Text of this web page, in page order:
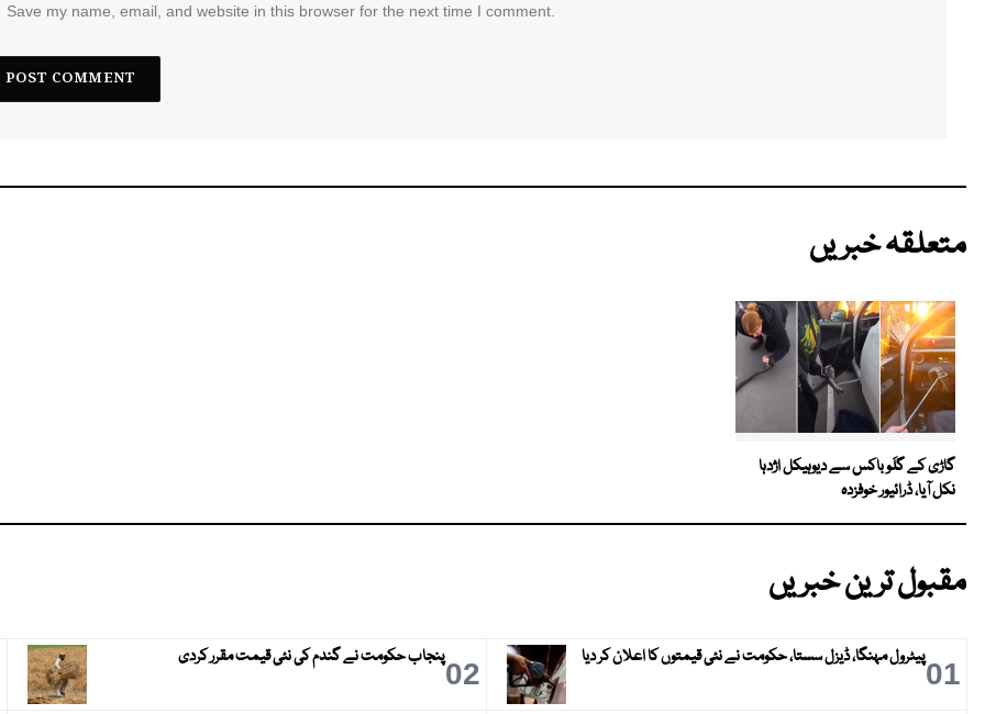
Save my name, email, and website in this browser for the next time I comment.
متعلقہ خبریں
گاڑی کے گلَو باکس سے دیوہیکل اژدہا
نکل آیا، ڈرائیور خوفزدہ
مقبول ترین خبریں
01پیٹرول مہنگا، ڈیزل سستا، حکومت نے نئی قیمتوں کا اعلان کر دیا 02پنجاب حکومت نے گندم کی نئی قیمت مقرر کردی